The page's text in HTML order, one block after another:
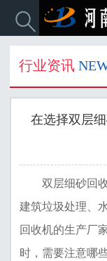

行业资讯
在选择双层
双层细砂回收
建筑垃圾处理、
回收机的生产厂
时，需要注意哪